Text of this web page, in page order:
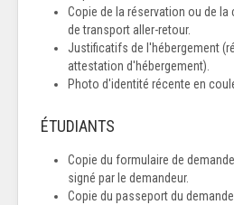
Copie de la réservation ou de
de transport aller-retour.
Justificatifs de l'hébergement
attestation d'hébergement).
Photo d'identité récente en
ÉTUDIANTS
Copie du formulaire de
signé par le demandeur.
Copie du passeport du